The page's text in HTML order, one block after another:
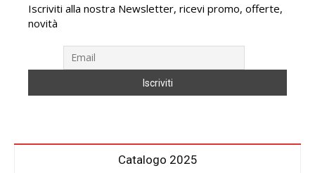
Iscriviti alla nostra Newsletter, ricevi promo, offerte,
novità
Catalogo 2025